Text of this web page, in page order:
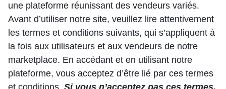
une plateforme réunissant des vendeurs variés.
Avant d’utiliser notre site, veuillez lire attentivement
les termes et conditions suivants, qui s’appliquent à
la fois aux utilisateurs et aux vendeurs de notre
marketplace. En accédant et en utilisant notre
plateforme, vous acceptez d’être lié par ces termes
et conditions. Si vous n’acceptez pas ces termes,